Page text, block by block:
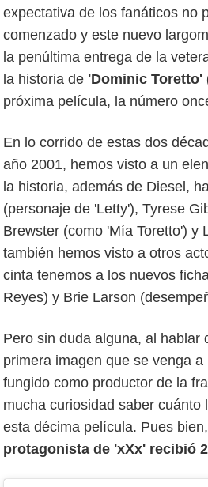
expectativa de los fanáticos no
comenzado y este nuevo
la penúltima entrega de la
la historia de 'Dominic Toretto'
próxima película, la número
En lo corrido de estas dos
año 2001, hemos visto a un
la historia, además de Diesel,
(personaje de 'Letty'), Tyrese
Brewster (como 'Mía Toretto') y
también hemos visto a otros
cinta tenemos a los nuevos
Reyes) y Brie Larson
Pero sin duda alguna, al hablar
primera imagen que se venga
fungido como productor de la
mucha curiosidad saber
esta décima película. Pues
protagonista de 'xXx' recibió